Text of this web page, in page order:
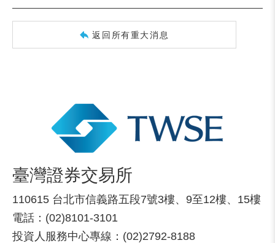
返回所有重大消息
臺灣證券交易所
110615 台北市信義路五段7號3樓、9至12樓、15樓
電話：(02)8101-3101
投資人服務中心專線：(02)2792-8188